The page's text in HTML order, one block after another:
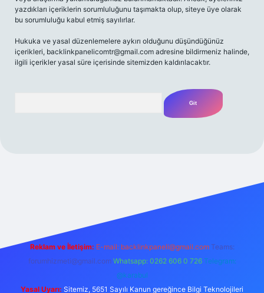
yazdıkları içeriklerin sorumluluğunu taşımakta olup, siteye üye olarak
bu sorumluluğu kabul etmiş sayılırlar.
Hukuka ve yasal düzenlemelere aykırı olduğunu düşündüğünüz
içerikleri, backlinkpanelicomtr@gmail.com adresine bildirmeniz halinde,
ilgili içerikler yasal süre içerisinde sitemizden kaldırılacaktır.
Reklam ve İletişim: E-mail: backlinkpaneli@gmail.com Teams:
forumhizmeti@gmail.com Whatsapp: 0262 606 0 726 Telegram:
@karabul
Yasal Uyarı: Sitemiz, 5651 Sayılı Kanun gereğince Bilgi Teknolojileri